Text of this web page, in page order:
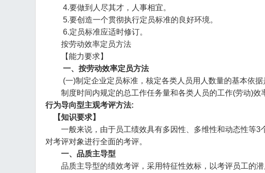
4.要做到人尽其才，人事相宜。
5.要创造一个贯彻执行定员标准的良好环境。
6.定员标准应适时修订。
按劳动效率定员方法
【能力要求】
一、按劳动效率定员方法
(一)制定企业定员标准，核定各类人员用人数量的基本依据
制度时间内规定的总工作任务量和各类人员的工作(劳动)效
行为导向型主观考评方法:
【知识要求】
一般来说，由于员工绩效具有多因性、多维性和动态性等3
对考评对象进行全面的考评。
一、品质主导型
品质主导型的绩效考评，采用特征性效标，以考评员工的潜